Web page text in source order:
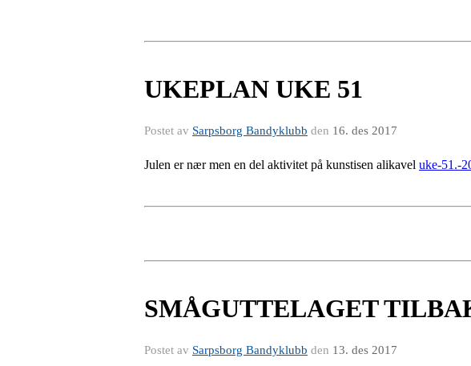
UKEPLAN UKE 51
Postet av Sarpsborg Bandyklubb den 16. des 2017
Julen er nær men en del aktivitet på kunstisen alikavel uke-51.-
SMÅGUTTELAGET
Postet av Sarpsborg Bandyklubb den 13. des 2017